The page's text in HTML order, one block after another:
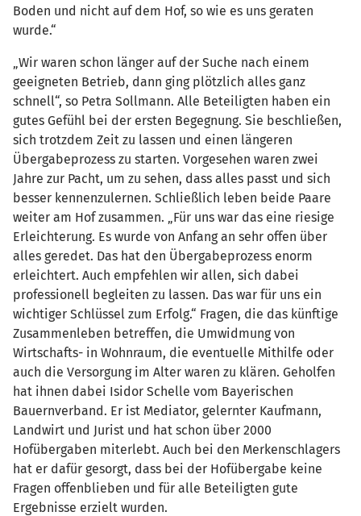
Boden und nicht auf dem Hof, so wie es uns geraten
wurde.“
„Wir waren schon länger auf der Suche nach einem
geeigneten Betrieb, dann ging plötzlich alles ganz
schnell“, so Petra Sollmann. Alle Beteiligten haben ein
gutes Gefühl bei der ersten Begegnung. Sie beschließen,
sich trotzdem Zeit zu lassen und einen längeren
Übergabeprozess zu starten. Vorgesehen waren zwei
Jahre zur Pacht, um zu sehen, dass alles passt und sich
besser kennenzulernen. Schließlich leben beide Paare
weiter am Hof zusammen. „Für uns war das eine riesige
Erleichterung. Es wurde von Anfang an sehr offen über
alles geredet. Das hat den Übergabeprozess enorm
erleichtert. Auch empfehlen wir allen, sich dabei
professionell begleiten zu lassen. Das war für uns ein
wichtiger Schlüssel zum Erfolg.“ Fragen, die das künftige
Zusammenleben betreffen, die Umwidmung von
Wirtschafts- in Wohnraum, die eventuelle Mithilfe oder
auch die Versorgung im Alter waren zu klären. Geholfen
hat ihnen dabei Isidor Schelle vom Bayerischen
Bauernverband. Er ist Mediator, gelernter Kaufmann,
Landwirt und Jurist und hat schon über 2000
Hofübergaben miterlebt. Auch bei den Merkenschlagers
hat er dafür gesorgt, dass bei der Hofübergabe keine
Fragen offenblieben und für alle Beteiligten gute
Ergebnisse erzielt wurden.